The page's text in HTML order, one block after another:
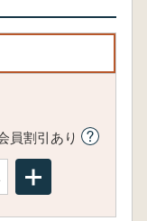
員割引あり